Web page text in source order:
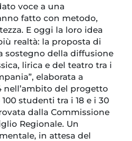
voce a una
fatto con metodo,
E oggi la loro idea
realtà: la proposta di
sostegno della diffusione
lirica e del teatro tra i
elaborata a
nell’ambito del progetto
studenti tra i 18 e i 30
dalla Commissione
Regionale. Un
in attesa del